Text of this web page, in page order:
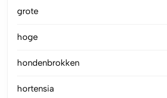
grote
hoge
hondenbrokken
hortensia